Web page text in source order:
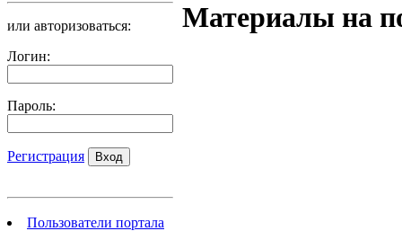
или авторизоваться:
Логин:
Пароль:
Регистрация
Пользователи портала
Материалы на